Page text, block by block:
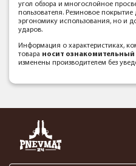
угол обзора и многослойное
пользователя. Резиновое
эргономику использования, но и
ударов.
Информация о характеристиках,
товара носит ознакомительный
изменены производителем без